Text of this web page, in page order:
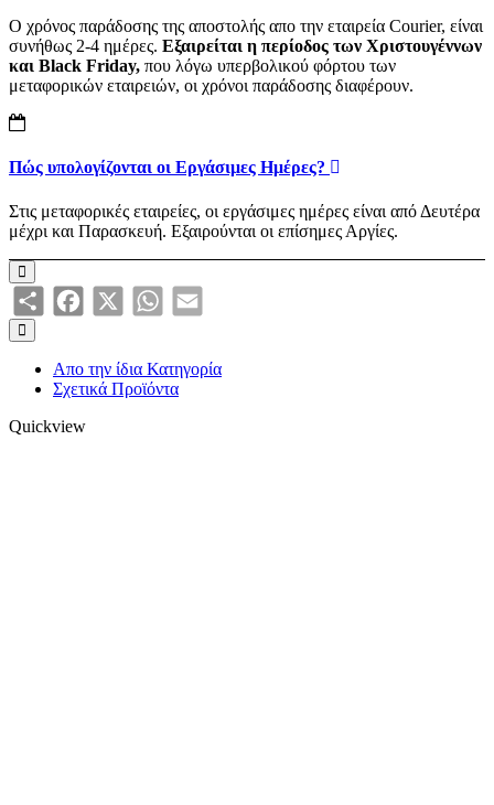
Ο χρόνος παράδοσης της αποστολής απο την εταιρεία Courier, είναι
συνήθως 2-4 ημέρες. Εξαιρείται η περίοδος των Χριστουγέννων
και Black Friday, που λόγω υπερβολικού φόρτου των
μεταφορικών εταιρειών, οι χρόνοι παράδοσης διαφέρουν.
Πώς υπολογίζονται οι Εργάσιμες Ημέρες?
Στις μεταφορικές εταιρείες, οι εργάσιμες ημέρες είναι από Δευτέρα
μέχρι και Παρασκευή. Εξαιρούνται οι επίσημες Αργίες.
Share Facebook
X WhatsApp
Email
Απο την ίδια Κατηγορία
Σχετικά Προϊόντα
Quickview